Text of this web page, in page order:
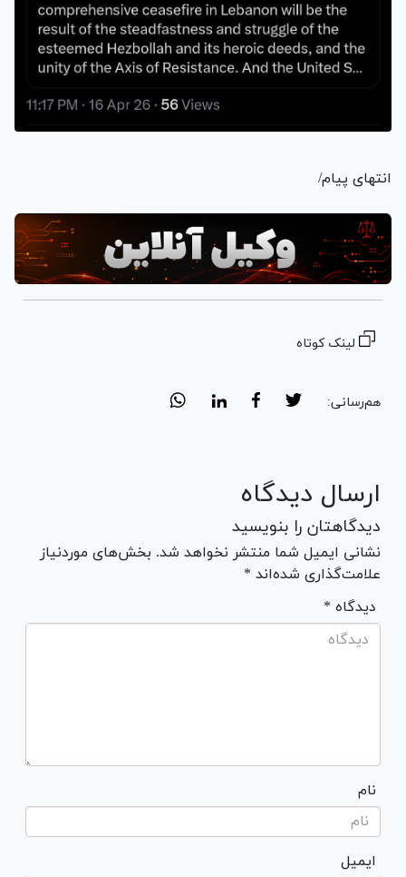
انتهای پیام/
لینک کوتاه
هم‌رسانی:
ارسال دیدگاه
دیدگاهتان را بنویسید
نشانی ایمیل شما منتشر نخواهد شد. بخش‌های موردنیاز
علامت‌گذاری شده‌اند *
* دیدگاه
نام
ایمیل